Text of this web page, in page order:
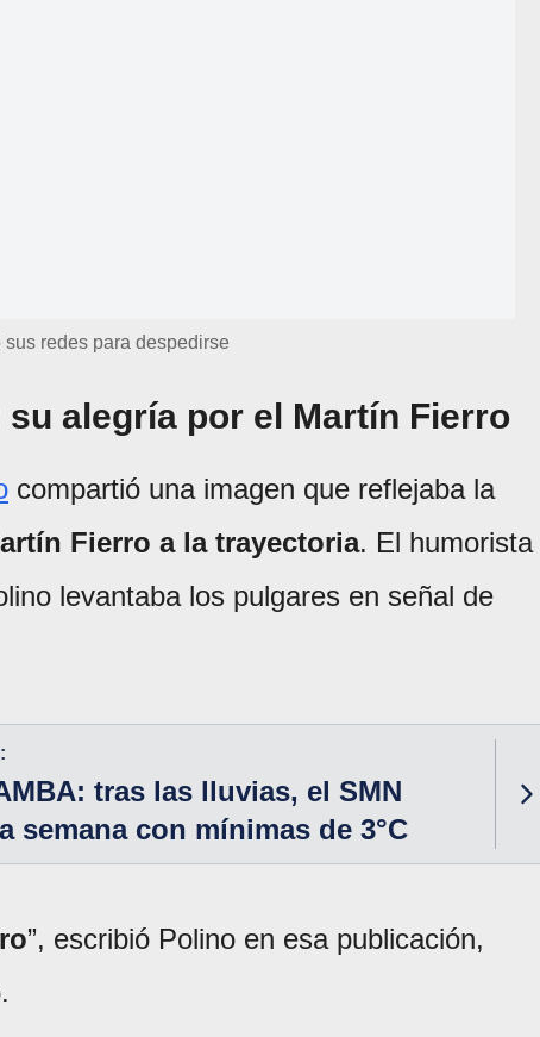
redes para despedirse
alegría por el Martín Fierro
compartió una imagen que reflejaba la
Fierro a la trayectoria. El humorista
levantaba los pulgares en señal de
tras las lluvias, el SMN
semana con mínimas de 3°C
”, escribió Polino en esa publicación,